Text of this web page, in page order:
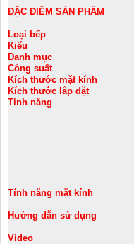
ĐẶC ĐIỂM SẢN PHẨM
Loại bếp
Kiểu
Danh mục
Công suất
Kích thước mặt kính
Kích thước lắp đặt
Tính năng
Tính năng mặt kính
Hướng dẫn sử dụng
Video